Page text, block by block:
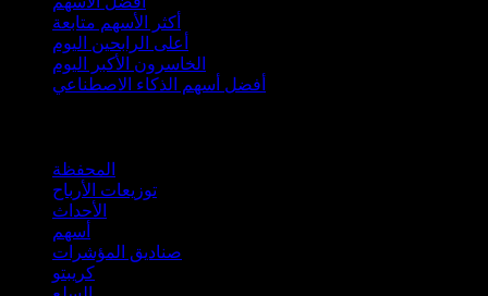
أكثر الأسهم متابعة
أعلى الرابحين اليوم
الخاسرون الأكبر اليوم
أفضل أسهم الذكاء الاصطناعي
المحفظة
توزيعات الأرباح
الأحداث
أسهم
صناديق المؤشرات
كريبتو